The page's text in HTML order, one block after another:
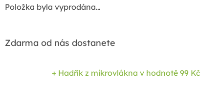
Položka byla vyprodána…
Zdarma od nás dostanete
+ Hadřík z mikrovlákna v hodnotě 99 Kč